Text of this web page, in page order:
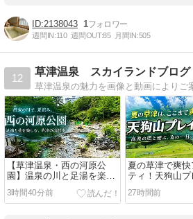
2138043 1
週間IN:110 週間OUT:85 月間IN:505
12
草津温泉 スカイランドブログ
【草津温泉・西の河原公
園】温泉の川と足湯を楽し
む夏の涼散歩
3時間40分前
夏の草津で爽
ティ！天狗山
へ行ってきまし
27時間前